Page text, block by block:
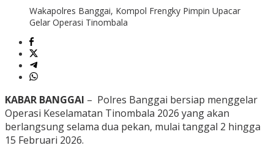
Wakapolres Banggai, Kompol Frengky Pimpin Upacar
Gelar Operasi Tinombala
KABAR BANGGAI – Polres Banggai bersiap menggelar
Operasi Keselamatan Tinombala 2026 yang akan
berlangsung selama dua pekan, mulai tanggal 2 hingga
15 Februari 2026.